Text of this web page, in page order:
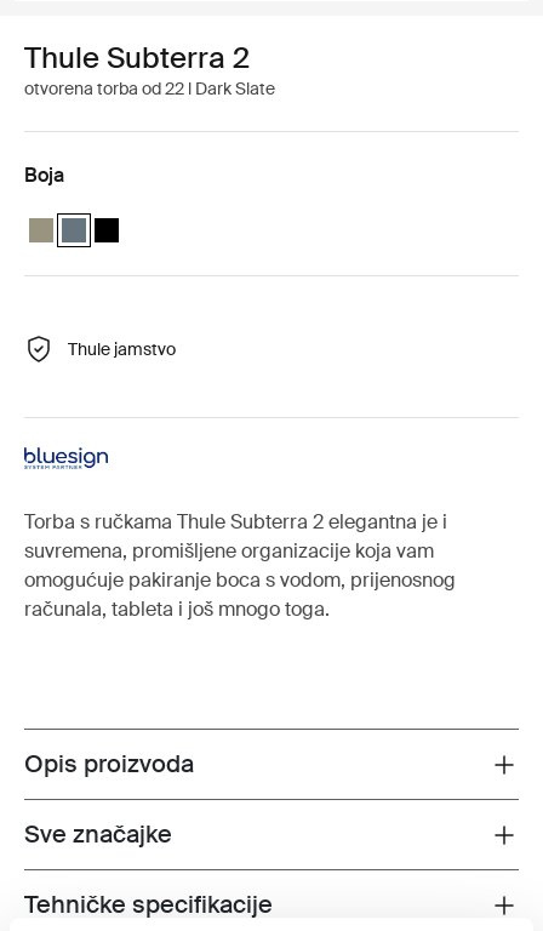
Thule Subterra 2
otvorena torba od 22 l Dark Slate
Boja
Thule Subterra tote bag Vetiver siva
Thule Subterra tote bag Tamno siva (selected)
Thule Subterra tote bag Crna
Thule jamstvo
Torba s ručkama Thule Subterra 2 elegantna je i
suvremena, promišljene organizacije koja vam
omogućuje pakiranje boca s vodom, prijenosnog
računala, tableta i još mnogo toga.
Toggle overview
Opis proizvoda
Toggle features
Sve značajke
Toggle techspec
Tehničke specifikacije